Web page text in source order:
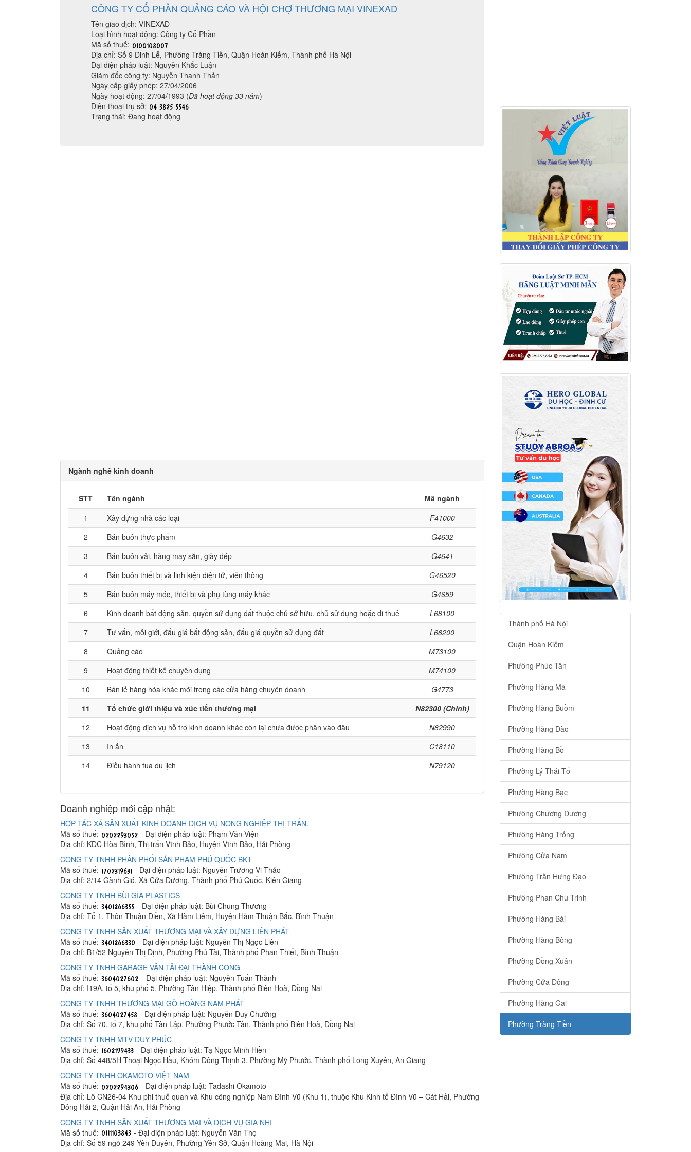
CÔNG TY CỔ PHẦN QUẢNG CÁO VÀ HỘI CHỢ THƯƠNG MẠI VINEXAD
Tên giao dịch: VINEXAD
Loại hình hoạt động: Công ty Cổ Phần
Mã số thuế:
Địa chỉ: Số 9 Đinh Lễ, Phường Tràng Tiền, Quận Hoàn Kiếm, Thành phố Hà Nội
Đại diện pháp luật: Nguyễn Khắc Luận
Giám đốc công ty: Nguyễn Thanh Thản
Ngày cấp giấy phép: 27/04/2006
Ngày hoạt động: 27/04/1993 (Đã hoạt động 33 năm)
Điện thoại trụ sở:
Trạng thái: Đang hoạt động
Ngành nghề kinh doanh
STT Tên ngành
Mã ngành
1
Xây dựng nhà các loại
F41000
2
Bán buôn thực phẩm
G4632
3
Bán buôn vải, hàng may sẵn, giày dép
G4641
4
Bán buôn thiết bị và linh kiện điện tử, viễn thông
G46520
5
Bán buôn máy móc, thiết bị và phụ tùng máy khác
G4659
6
Kinh doanh bất động sản, quyền sử dụng đất thuộc chủ sở hữu, chủ sử dụng hoặc đi thuê
L68100
7
Tư vấn, môi giới, đấu giá bất động sản, đấu giá quyền sử dụng đất
L68200
8
Quảng cáo
M73100
9
Hoạt động thiết kế chuyên dụng
M74100
10
Bán lẻ hàng hóa khác mới trong các cửa hàng chuyên doanh
G4773
11
Tổ chức giới thiệu và xúc tiến thương mại
N82300 (Chính)
12
Hoạt động dịch vụ hỗ trợ kinh doanh khác còn lại chưa được phân vào đâu
N82990
13
In ấn
C18110
14
Điều hành tua du lịch N79120
Doanh nghiệp mới cập nhật:
HỢP TÁC XÃ SẢN XUẤT KINH DOANH DỊCH VỤ NÔNG NGHIỆP THỊ TRẤN.
Mã số thuế:
- Đại diện pháp luật: Phạm Văn Viện
Địa chỉ: KDC Hòa Bình, Thị trấn Vĩnh Bảo, Huyện Vĩnh Bảo, Hải Phòng
CÔNG TY TNHH PHÂN PHỐI SẢN PHẨM PHÚ QUỐC BKT
Mã số thuế:
- Đại diện pháp luật: Nguyễn Trương Vi Thảo
Địa chỉ: 2/14 Gành Gió, Xã Cửa Dương, Thành phố Phú Quốc, Kiên Giang
CÔNG TY TNHH BÙI GIA PLASTICS
Mã số thuế:
- Đại diện pháp luật: Bùi Chung Thương
Địa chỉ: Tổ 1, Thôn Thuận Điền, Xã Hàm Liêm, Huyện Hàm Thuận Bắc, Bình Thuận
CÔNG TY TNHH SẢN XUẤT THƯƠNG MẠI VÀ XÂY DỰNG LIÊN PHÁT
Mã số thuế:
- Đại diện pháp luật: Nguyễn Thị Ngọc Liên
Địa chỉ: B1/52 Nguyễn Thị Định, Phường Phú Tài, Thành phố Phan Thiết, Bình Thuận
CÔNG TY TNHH GARAGE VẬN TẢI ĐẠI THÀNH CÔNG
Mã số thuế:
- Đại diện pháp luật: Nguyễn Tuấn Thành
Địa chỉ: I19A, tổ 5, khu phố 5, Phường Tân Hiệp, Thành phố Biên Hoà, Đồng Nai
CÔNG TY TNHH THƯƠNG MẠI GỖ HOÀNG NAM PHÁT
Mã số thuế:
- Đại diện pháp luật: Nguyễn Duy Chưởng
Địa chỉ: Số 70, tổ 7, khu phố Tân Lập, Phường Phước Tân, Thành phố Biên Hoà, Đồng Nai
CÔNG TY TNHH MTV DUY PHÚC
Mã số thuế:
- Đại diện pháp luật: Tạ Ngọc Minh Hiền
Địa chỉ: Số 448/5H Thoại Ngọc Hầu, Khóm Đông Thịnh 3, Phường Mỹ Phước, Thành phố Long Xuyên, An Giang
CÔNG TY TNHH OKAMOTO VIỆT NAM
Mã số thuế:
- Đại diện pháp luật: Tadashi Okamoto
Địa chỉ: Lô CN26-04 Khu phi thuế quan và Khu công nghiệp Nam Đình Vũ (Khu 1), thuộc Khu Kinh tế Đình Vũ – Cát Hải, Phường
Đông Hải 2, Quận Hải An, Hải Phòng
CÔNG TY TNHH SẢN XUẤT THƯƠNG MẠI VÀ DỊCH VỤ GIA NHI
Mã số thuế:
- Đại diện pháp luật: Nguyễn Văn Thọ
Địa chỉ: Số 59 ngõ 249 Yên Duyên, Phường Yên Sở, Quận Hoàng Mai, Hà Nội
Thành phố Hà Nội
Quận Hoàn Kiếm
Phường Phúc Tân
Phường Hàng Mã
Phường Hàng Buồm
Phường Hàng Đào
Phường Hàng Bồ
Phường Lý Thái Tổ
Phường Hàng Bạc
Phường Chương Dương
Phường Hàng Trống
Phường Cửa Nam
Phường Trần Hưng Đạo
Phường Phan Chu Trinh
Phường Hàng Bài
Phường Hàng Bông
Phường Đồng Xuân
Phường Cửa Đông
Phường Hàng Gai
Phường Tràng Tiền